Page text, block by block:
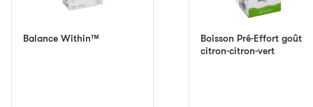
Balance Within™
Boisson Pré-Effort goût
citron-citron-vert